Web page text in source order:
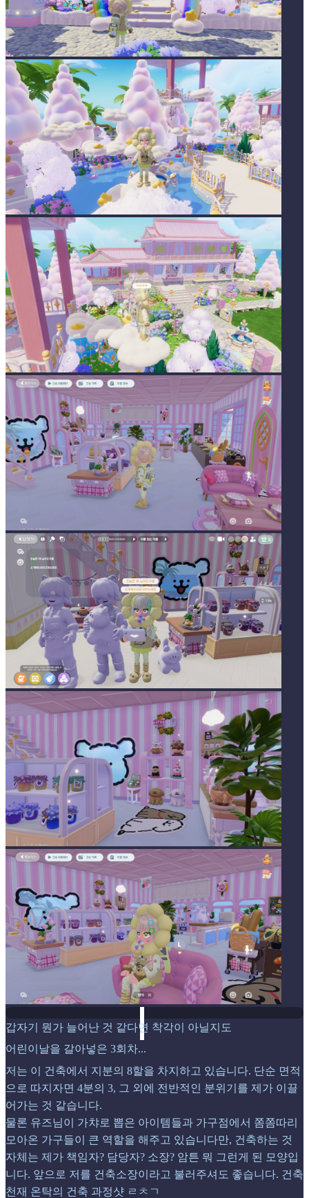
갑자기 뭔가 늘어난 것 같다면 착각이 아닐지도
어린이날을 갈아넣은 3회차...
저는 이 건축에서 지분의 8할을 차지하고 있습니다. 단순 면적
으로 따지자면 4분의 3, 그 외에 전반적인 분위기를 제가 이끌
어가는 것 같습니다.
물론 유즈님이 가챠로 뽑은 아이템들과 가구점에서 쫌쫌따리
모아온 가구들이 큰 역할을 해주고 있습니다만, 건축하는 것
자체는 제가 책임자? 담당자? 소장? 암튼 뭐 그런게 된 모양입
니다. 앞으로 저를 건축소장이라고 불러주셔도 좋습니다. 건축
천재 온탁의 건축 과정샷 ㄹㅊㄱ